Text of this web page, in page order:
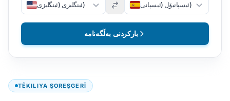
TÊKILIYA ŞOREŞGERÎ
ئینگلیزی (ئینگلیزی) ئیسپانیۆل (ئیسپانی)
بارکردنی بەڵگەنامە